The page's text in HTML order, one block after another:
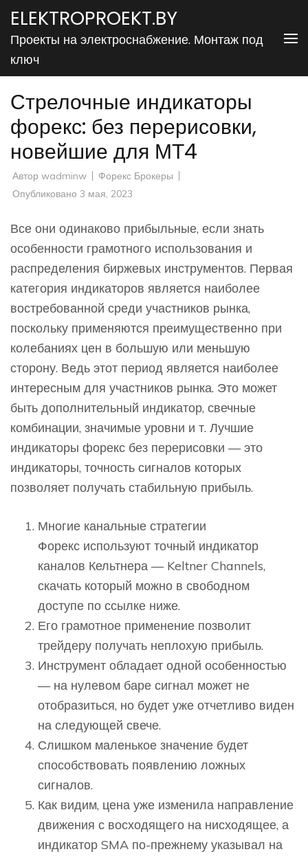
Перейти
содержимому
ELEKTROPROEKT.BY
Проекты на электроснабжение. Монтаж под
ключ
Стрелочные индикаторы
форекс: без перерисовки,
новейшие для МТ4
Автор wadminw
Форекс Брокеры
Опубликовано 3 мая, 2023
Все они одинаково прибыльные, если знать
особенности грамотного использования и
распределения биржевых инструментов. Первая
категория индикаторов является наиболее
востребованной среди участников рынка,
поскольку применяются преимущественно при
колебаниях цен в большую или меньшую
сторону. Ведь этот период является наиболее
интересным для участников рынка. Это может
быть дополнительный индикатор, свечные
комбинации, значимые уровни и т. Лучшие
индикаторы форекс без перерисовки — это
индикаторы, точность сигналов которых
позволяет получать стабильную прибыль.
Многие канальные стратегии
Форекс используют точный индикатор
каналов Кельтнера — Keltner Channels,
скачать который можно в свободном
доступе по ссылке ниже.
Его грамотное применение позволит
трейдеру получать неплохую прибыль.
Инструмент обладает одной особенностью
— на нулевом баре сигнал может не
отобразиться, но будет уже отчетливо виден
на следующей свече.
Слишком маленькое значение будет
способствовать появлению ложных
сигналов.
Как видим, цена уже изменила направление
движения с восходящего на нисходящее, а
индикатор SMA по-прежнему указывал на